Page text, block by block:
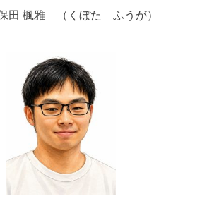
楓雅 （くぼた ふうが）